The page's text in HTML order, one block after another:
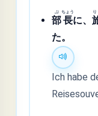
部
ぶ
長
ちょう
に、
り
た。
Ich habe